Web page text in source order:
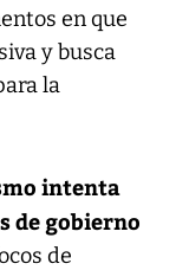
en que
y busca
la
intenta
de gobierno
de